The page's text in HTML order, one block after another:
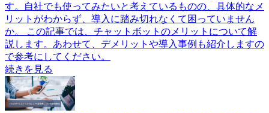
す。自社でも使ってみたいと考えているものの、具体的なメ
リットがわからず、導入に踏み切れなくて困っていません
か。 この記事では、チャットボットのメリットについて解
説します。あわせて、デメリットや導入事例も紹介しますの
で参考にしてください。
続きを見る